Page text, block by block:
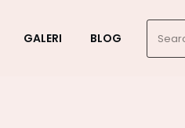
GALERI BLOG
for: